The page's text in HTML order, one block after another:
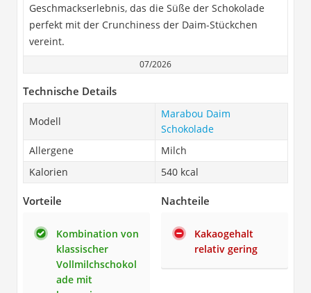
Geschmackserlebnis, das die Süße der Schokolade
perfekt mit der Crunchiness der Daim-Stückchen
vereint.
07/2026
Technische Details
Modell
Marabou Daim
Schokolade
Allergene
Milch
Kalorien
540 kcal
Vorteile
Kombination von
klassischer
Vollmilchschokol
ade mit
Nachteile
Kakaogehalt
relativ gering